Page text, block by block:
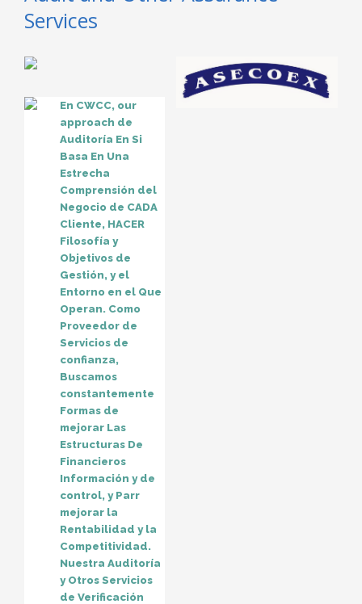
Services
En CWCC, our
approach de
Auditoría En Si
Basa En Una
Estrecha
Comprensión del
Negocio de CADA
Cliente, HACER
Filosofía y
Objetivos de
Gestión, y el
Entorno en el Que
Operan. Como
Proveedor de
Servicios de
confianza,
Buscamos
constantemente
Formas de
mejorar Las
Estructuras De
Financieros
Información y de
control, y Parr
mejorar la
Rentabilidad y la
Competitividad.
Nuestra Auditoría
y Otros Servicios
de Verificación